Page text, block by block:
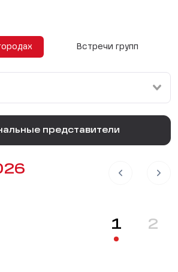
Встречи групп
представители
1 2